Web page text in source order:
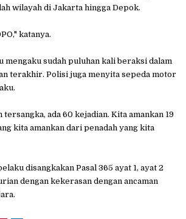
wilayah di Jakarta hingga Depok.
katanya.
mengaku sudah puluhan kali beraksi dalam
terakhir. Polisi juga menyita sepeda motor
ada 60 kejadian. Kita amankan 19
kita amankan dari penadah yang kita
disangkakan Pasal 365 ayat 1, ayat 2
dengan kekerasan dengan ancaman